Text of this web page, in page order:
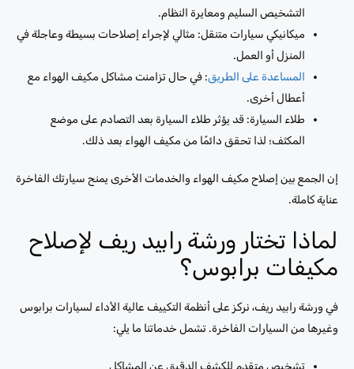
التشخيص السليم ومعايرة النظام.
ميكانيكي سيارات متنقل: مثالي لإجراء إصلاحات بسيطة وعاجلة في
المنزل أو العمل.
المساعدة على الطريق: في حال تزامنت مشاكل مكيف الهواء مع
أعطال أخرى.
طلاء السيارة: قد يؤثر طلاء السيارة بعد التصادم على موضع
المكثف؛ لذا تحقق دائمًا من مكيف الهواء بعد ذلك.
إن الجمع بين إصلاح مكيف الهواء والخدمات الأخرى يمنح سيارتك الفاخرة
عناية كاملة.
لماذا تختار ورشة رابيد ريف لإصلاح
مكيفات برابوس؟
في ورشة رابيد ريف، نركز على أنظمة التكييف عالية الأداء لسيارات برابوس
وغيرها من السيارات الفاخرة. تشمل خدماتنا ما يلي: